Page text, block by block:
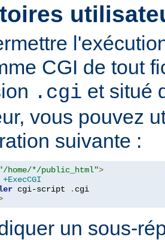
CGI de tout
.cgi et situé
vous pouvez
suivante :
"/home/*/public_html">
+ExecCGI
cgi-script .
un sous-